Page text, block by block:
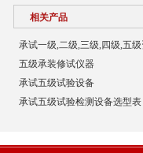
相关产品
承试一级,二级,三级,四级,五
五级承装修试仪器
承试五级试验设备
承试五级试验检测设备选型表